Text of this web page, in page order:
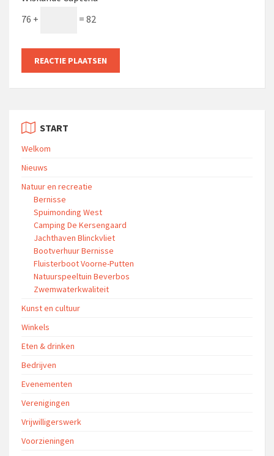
76 +
= 82
START
Welkom
Nieuws
Natuur en recreatie
Bernisse
Spuimonding West
Camping De Kersengaard
Jachthaven Blinckvliet
Bootverhuur Bernisse
Fluisterboot Voorne-Putten
Natuurspeeltuin Beverbos
Zwemwaterkwaliteit
Kunst en cultuur
Winkels
Eten & drinken
Bedrijven
Evenementen
Verenigingen
Vrijwilligerswerk
Voorzieningen